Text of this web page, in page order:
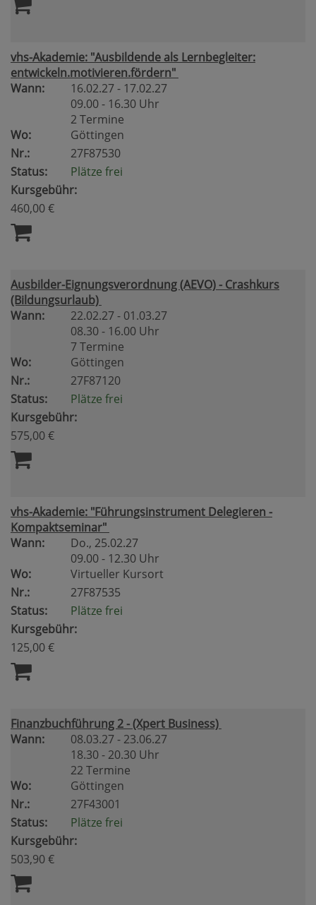
vhs-Akademie: "Ausbildende als Lernbegleiter:
entwickeln.motivieren.fördern"
Wann:
16.02.27 - 17.02.27
09.00 - 16.30 Uhr
2 Termine
Wo:
Göttingen
Nr.:
27F87530
Status:
Plätze frei
Kursgebühr:
460,00 €
Ausbilder-Eignungsverordnung (AEVO) - Crashkurs
(Bildungsurlaub)
Wann:
22.02.27 - 01.03.27
08.30 - 16.00 Uhr
7 Termine
Wo:
Göttingen
Nr.:
27F87120
Status:
Plätze frei
Kursgebühr:
575,00 €
vhs-Akademie: "Führungsinstrument Delegieren -
Kompaktseminar"
Wann:
Do., 25.02.27
09.00 - 12.30 Uhr
Wo:
Virtueller Kursort
Nr.:
27F87535
Status:
Plätze frei
Kursgebühr:
125,00 €
Finanzbuchführung 2 - (Xpert Business)
Wann:
08.03.27 - 23.06.27
18.30 - 20.30 Uhr
22 Termine
Wo:
Göttingen
Nr.:
27F43001
Status:
Plätze frei
Kursgebühr:
503,90 €